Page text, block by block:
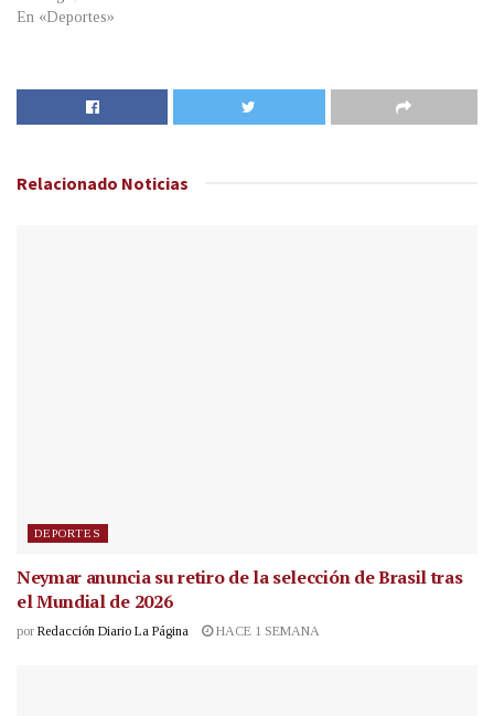
En «Deportes»
Relacionado Noticias
DEPORTES
Neymar anuncia su retiro de la selección de Brasil tras
el Mundial de 2026
por Redacción Diario La Página HACE 1 SEMANA